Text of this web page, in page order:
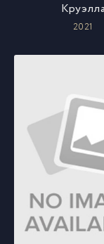
Круэлла
2021